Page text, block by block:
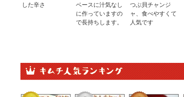
した辛さ
ベースに汁気なし
に作っていますの
で長持ちします。
つぶ貝チャンジ
ャ、食べやすくて
人気です